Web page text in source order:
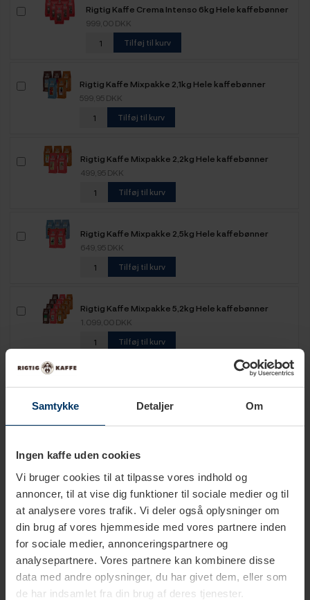
Samtykke Detaljer Om
Ingen kaffe uden cookies
Vi bruger cookies til at tilpasse vores indhold og
annoncer, til at vise dig funktioner til sociale medier og til
at analysere vores trafik. Vi deler også oplysninger om
din brug af vores hjemmeside med vores partnere inden
for sociale medier, annonceringspartnere og
analysepartnere. Vores partnere kan kombinere disse
data med andre oplysninger, du har givet dem, eller som
de har indsamlet fra din brug af deres tjenester.
Rigtig Kaffe Crema Intenso 6kg Hele kaffebønner
999,00 DKK
Tilføj til kurv
Rigtig Kaffe Mixpakke 2,1kg Hele kaffebønner
599,95 DKK
Tilføj til kurv
Rigtig Kaffe Mixpakke 2,2kg Hele kaffebønner
499,95 DKK
Tilføj til kurv
Rigtig Kaffe Mixpakke 2,5kg Hele kaffebønner
649,95 DKK
Tilføj til kurv
Rigtig Kaffe Mixpakke 5,2kg Hele kaffebønner
1.099,00 DKK
Tilføj til kurv
Rigtig Kaffe Super Crema 6kg Hele kaffebønner
1.199,00 DKK
Tilføj til kurv
Rigtig Kaffe Verdens Kaffe - 9x400g
899,95 DKK
Tilføj til kurv